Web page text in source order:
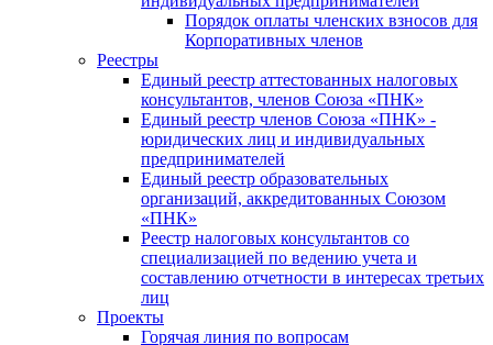
Порядок оплаты членских взносов для
Корпоративных членов
Реестры
Единый реестр аттестованных налоговых
консультантов, членов Союза «ПНК»
Единый реестр членов Союза «ПНК» -
юридических лиц и индивидуальных
предпринимателей
Единый реестр образовательных
организаций, аккредитованных Союзом
«ПНК»
Реестр налоговых консультантов со
специализацией по ведению учета и
составлению отчетности в интересах третьих
лиц
Проекты
Горячая линия по вопросам